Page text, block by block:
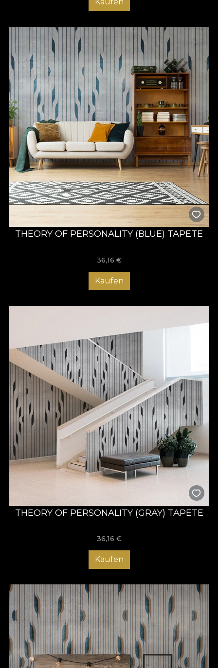
Kaufen
THEORY OF PERSONALITY (BLUE) TAPETE
36,16 €
Kaufen
THEORY OF PERSONALITY (GRAY) TAPETE
36,16 €
Kaufen